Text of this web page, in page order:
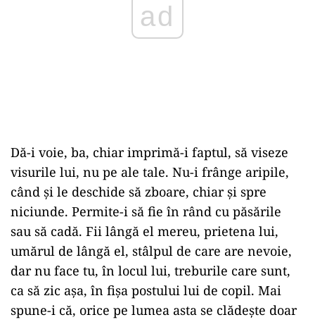
ad
Dă-i voie, ba, chiar imprimă-i faptul, să viseze
visurile lui, nu pe ale tale. Nu-i frânge aripile,
când şi le deschide să zboare, chiar şi spre
niciunde. Permite-i să fie în rând cu păsările
sau să cadă. Fii lângă el mereu, prietena lui,
umărul de lângă el, stâlpul de care are nevoie,
dar nu face tu, în locul lui, treburile care sunt,
ca să zic aşa, în fişa postului lui de copil. Mai
spune-i că, orice pe lumea asta se clădeşte doar